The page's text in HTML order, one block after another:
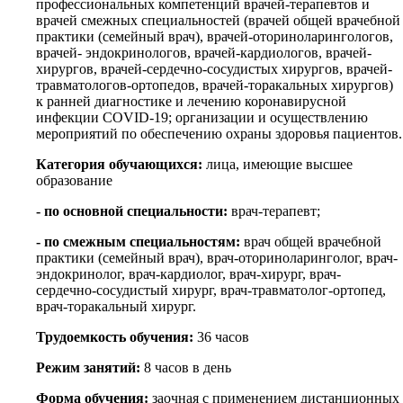
профессиональных компетенций врачей-терапевтов и
врачей смежных специальностей (врачей общей врачебной
практики (семейный врач), врачей-оториноларингологов,
врачей- эндокринологов, врачей-кардиологов, врачей-
хирургов, врачей-сердечно-сосудистых хирургов, врачей-
травматологов-ортопедов, врачей-торакальных хирургов)
к ранней диагностике и лечению коронавирусной
инфекции COVID-19; организации и осуществлению
мероприятий по обеспечению охраны здоровья пациентов.
Категория обучающихся: лица, имеющие высшее
образование
- по основной специальности: врач-терапевт;
- по смежным специальностям: врач общей врачебной
практики (семейный врач), врач-оториноларинголог, врач-
эндокринолог, врач-кардиолог, врач-хирург, врач-
сердечно-сосудистый хирург, врач-травматолог-ортопед,
врач-торакальный хирург.
Трудоемкость обучения: 36 часов
Режим занятий: 8 часов в день
Форма обучения: заочная с применением дистанционных